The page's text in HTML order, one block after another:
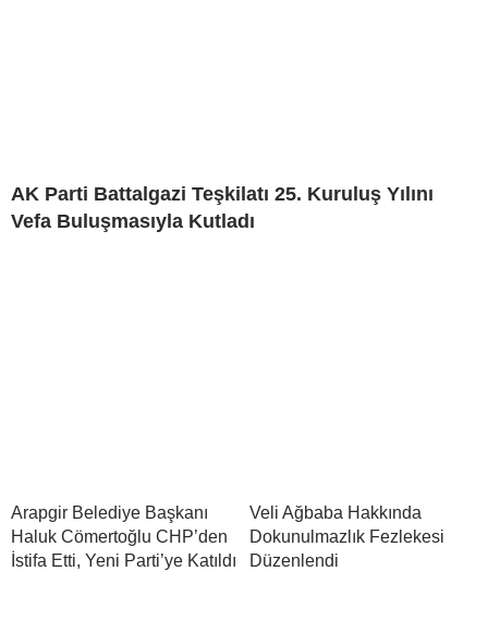
AK Parti Battalgazi Teşkilatı 25. Kuruluş Yılını
Vefa Buluşmasıyla Kutladı
Arapgir Belediye Başkanı
Haluk Cömertoğlu CHP’den
İstifa Etti, Yeni Parti’ye Katıldı
Veli Ağbaba Hakkında
Dokunulmazlık Fezlekesi
Düzenlendi